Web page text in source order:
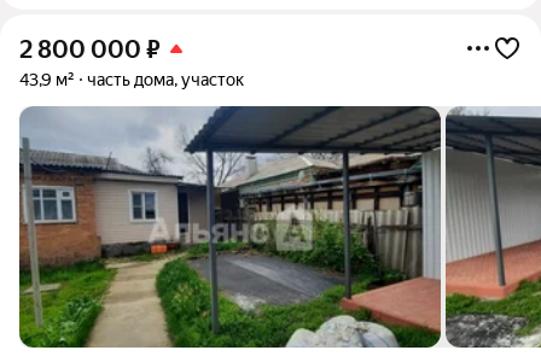
2 800 000 ₽
43,9 м² часть дома, участок